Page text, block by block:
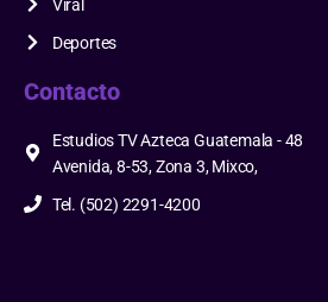
Viral
Deportes
Contacto
Estudios TV Azteca Guatemala - 48
Avenida, 8-53, Zona 3, Mixco,
Tel. (502) 2291-4200